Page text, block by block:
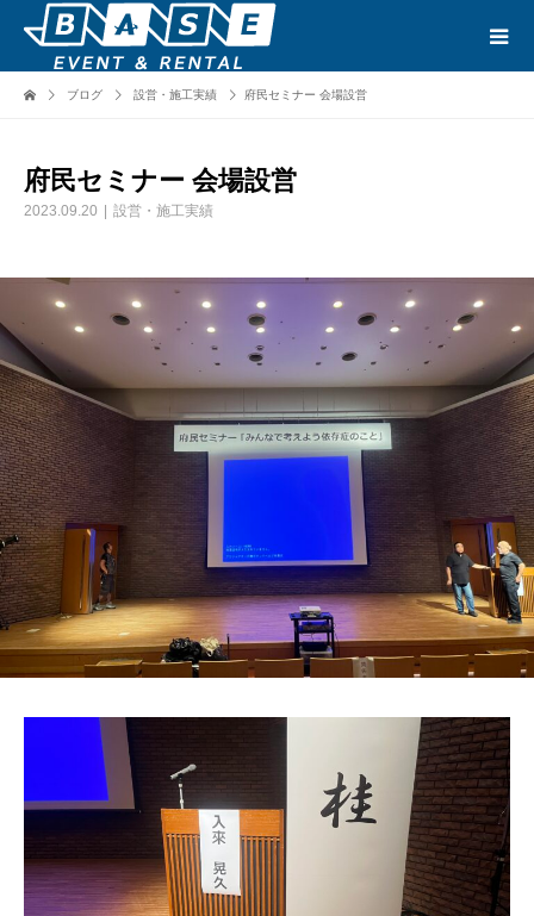
ブログ 設営・施工実績 府民セミナー 会場設営
府民セミナー 会場設営
2023.09.20 設営・施工実績